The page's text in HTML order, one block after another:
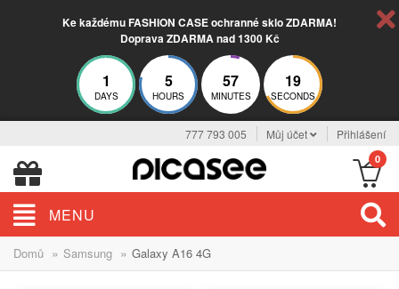
Ke každému FASHION CASE ochranné sklo ZDARMA!
Doprava ZDARMA nad 1300 Kč
1
DAYS
5
HOURS
57
MINUTES
19
SECONDS
777 793 005 Můj účet Přihlášení
0
MENU
Domů » Samsung » Galaxy A16 4G